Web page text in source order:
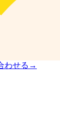
わせる →